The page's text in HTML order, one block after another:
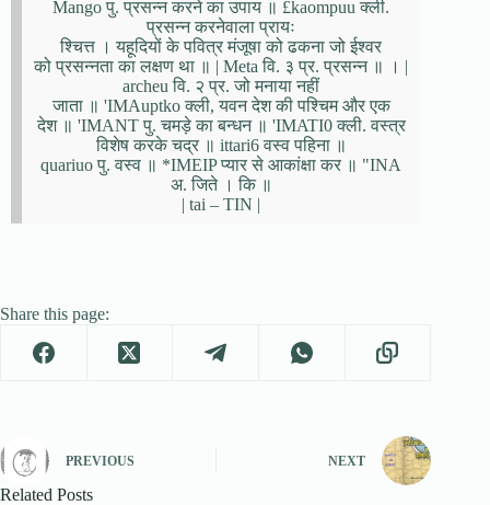
Mango पु. प्रसन्न करने का उपाय ॥ £kaompuu क्ली.
प्रसन्न करनेवाला प्रायः
श्चित्त । यहूदियों के पवित्र मंजूषा को ढकना जो ईश्वर
को प्रसन्नता का लक्षण था ॥ | Meta वि. ३ प्र. प्रसन्न ॥ । |
archeu वि. २ प्र. जो मनाया नहीं
जाता ॥ 'IMAuptko क्ली, यवन देश की पश्चिम और एक
देश ॥ 'IMANT पु. चमड़े का बन्धन ॥ 'IMATI0 क्ली. वस्त्र
विशेष करके चद्र ॥ ittari6 वस्व पहिना ॥
quariuo पु. वस्व ॥ *IMEIP प्यार से आकांक्षा कर ॥ "INA
अ. जिते । कि ॥
| tai – TIN |
Share this page:
PREVIOUS NEXT
Related Posts